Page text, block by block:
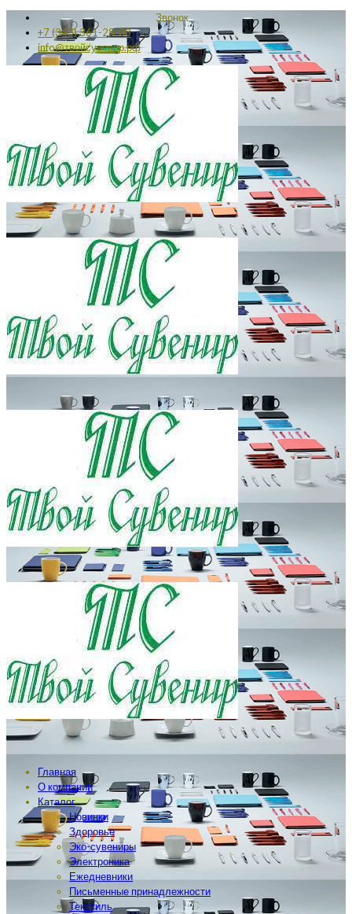
Звонок
+7 (343) 361-28-03
info@твойсувенир.рф
Главная
О компании
Каталог
Новинки
Здоровье
Эко-сувениры
Электроника
Ежедневники
Письменные принадлежности
Текстиль